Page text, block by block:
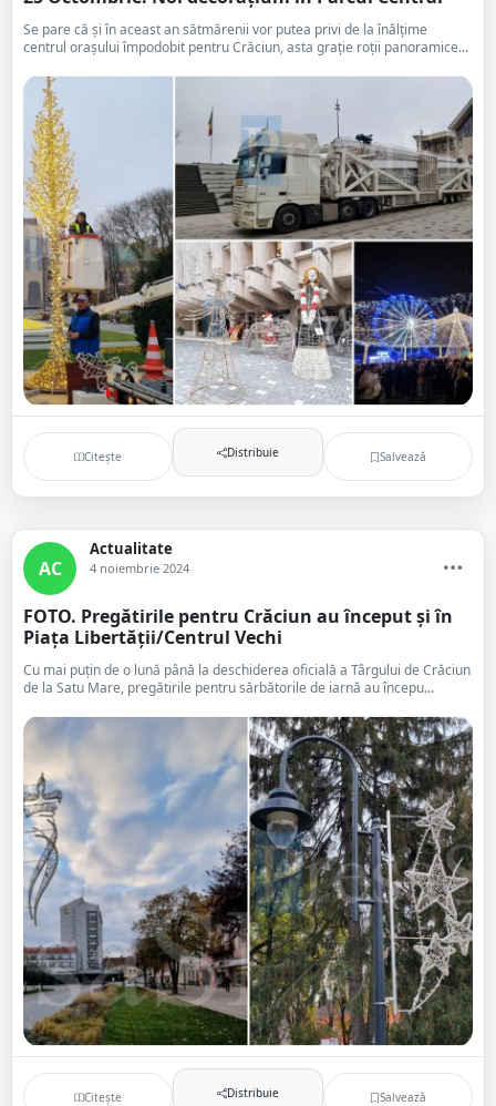
Se pare că și în aceast an sătmărenii vor putea privi de la înălțime
centrul orașului împodobit pentru Crăciun, asta grație roții panoramice...
Citește Distribuie Salvează
AC
Actualitate
4 noiembrie 2024
FOTO. Pregătirile pentru Crăciun au început și în
Piața Libertății/Centrul Vechi
Cu mai puțin de o lună până la deschiderea oficială a Târgului de Crăciun
de la Satu Mare, pregătirile pentru sărbătorile de iarnă au începu...
Citește Distribuie Salvează